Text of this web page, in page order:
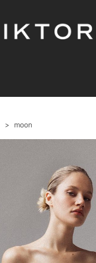
> moon